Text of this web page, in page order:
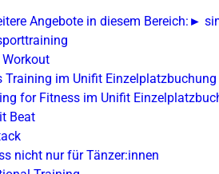
Angebote in diesem Bereich: ►
Workout
Training im Unifit Einzelplatzbuchung
for Fitness im Unifit
Beat
nicht nur für Tänzer:innen